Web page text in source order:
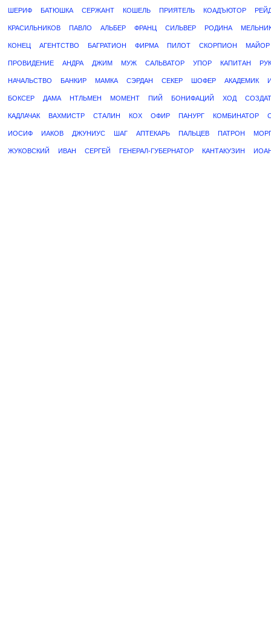
ШЕРИФ БАТЮШКА СЕРЖАНТ КОШЕЛЬ ПРИЯТЕЛЬ КОАДЪЮТОР
КРАСИЛЬНИКОВ ПАВЛО АЛЬБЕР ФРАНЦ СИЛЬВЕР РОДИНА
КОНЕЦ АГЕНТСТВО БАГРАТИОН ФИРМА ПИЛОТ СКОРПИОН МАЙОР
ПРОВИДЕНИЕ АНДРА ДЖИМ МУЖ САЛЬВАТОР УПОР КАПИТАН
НАЧАЛЬСТВО БАНКИР МАМКА СЭРДАН СЕКЕР ШОФЕР АКАДЕМИК
БОКСЕР ДАМА НТЛЬМЕН МОМЕНТ ПИЙ БОНИФАЦИЙ ХОД
КАДЛАЧАК ВАХМИСТР СТАЛИН КОХ ОФИР ПАНУРГ КОМБИНАТОР
ИОСИФ ИАКОВ ДЖУНИУС ШАГ АПТЕКАРЬ ПАЛЬЦЕВ ПАТРОН
ЖУКОВСКИЙ ИВАН СЕРГЕЙ ГЕНЕРАЛ-ГУБЕРНАТОР КАНТАКУЗИН